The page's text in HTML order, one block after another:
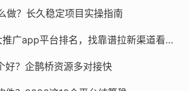
做？长久稳定项目实操指南
2025年地推十大推广app平台排名，找靠谱拉新渠道看这篇
好？企鹊桥资源多对接快